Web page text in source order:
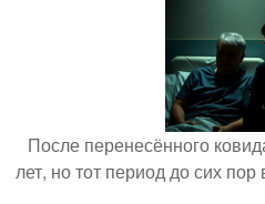
После перенесённого
лет, но тот период до сих